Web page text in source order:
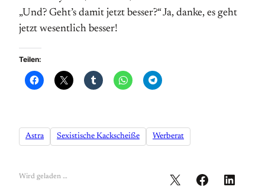
„Und? Geht’s damit jetzt besser?“ Ja, danke, es geht
jetzt wesentlich besser!
Teilen:
Astra Sexistische Kackscheiße Werberat
Wird geladen …